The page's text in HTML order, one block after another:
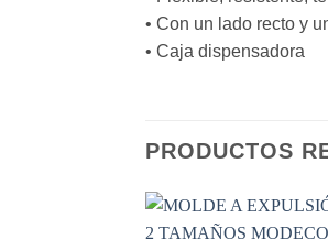
• Con un lado recto y
• Caja dispensadora
PRODUCTOS